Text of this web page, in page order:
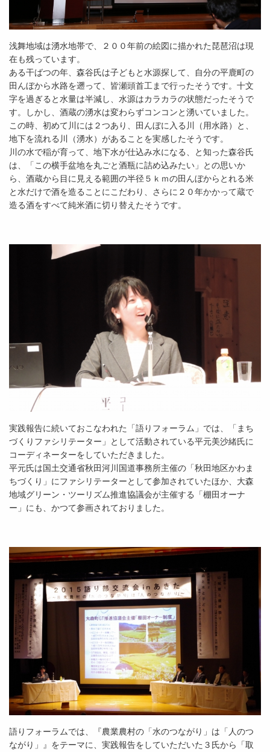
浅舞地域は湧水地帯で、２００年前の絵図に描かれた琵琶沼は現
在も残っています。
ある干ばつの年、森谷氏は子どもと水源探して、自分の平鹿町の
田んぼから水路を遡って、皆瀬頭首工まで行ったそうです。十文
字を過ぎると水量は半減し、水源はカラカラの状態だったそうで
す。しかし、酒蔵の湧水は変わらずコンコンと湧いていました。
この時、初めて川には２つあり、田んぼに入る川（用水路）と、
地下を流れる川（湧水）があることを実感したそうです。
川の水で稲が育って、地下水が仕込み水になる、と知った森谷氏
は、「この横手盆地を丸ごと酒瓶に詰め込みたい」との思いか
ら、酒蔵から目に見える範囲の半径５ｋｍの田んぼからとれる米
と水だけで酒を造ることにこだわり、さらに２０年かかって蔵で
造る酒をすべて純米酒に切り替えたそうです。
実践報告に続いておこなわれた「語りフォーラム」では、「まち
づくりファシリテーター」として活動されている平元美沙緒氏に
コーディネーターをしていただきました。
平元氏は国土交通省秋田河川国道事務所主催の「秋田地区かわま
ちづくり」にファシリテーターとして参加されていたほか、大森
地域グリーン・ツーリズム推進協議会が主催する「棚田オーナ
ー」にも、かつて参画されておりました。
語りフォーラムでは、『農業農村の「水のつながり」は「人のつ
ながり」』をテーマに、実践報告をしていただいた３氏から「取